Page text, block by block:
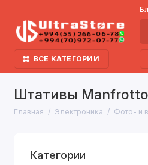
ВСЕ КАТЕГОРИИ
Штативы Manfrotto
Главная Электроника Фото- и
Категории